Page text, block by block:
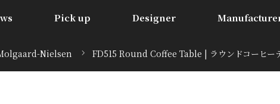
Pick up Designer
Nielsen FD515 Round Coffee Table | ラウンドコーヒー